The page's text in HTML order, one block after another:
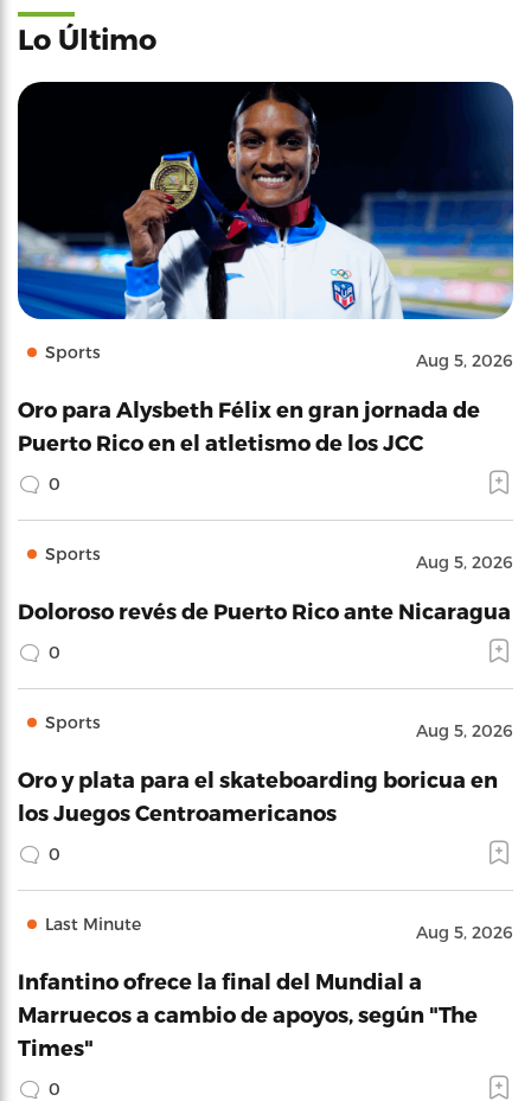
Lo Último
Sports Aug 5, 2026
Oro para Alysbeth Félix en gran jornada de
Puerto Rico en el atletismo de los JCC
0
Sports Aug 5, 2026
Doloroso revés de Puerto Rico ante Nicaragua
0
Sports Aug 5, 2026
Oro y plata para el skateboarding boricua en
los Juegos Centroamericanos
0
Last Minute Aug 5, 2026
Infantino ofrece la final del Mundial a
Marruecos a cambio de apoyos, según "The
Times"
0